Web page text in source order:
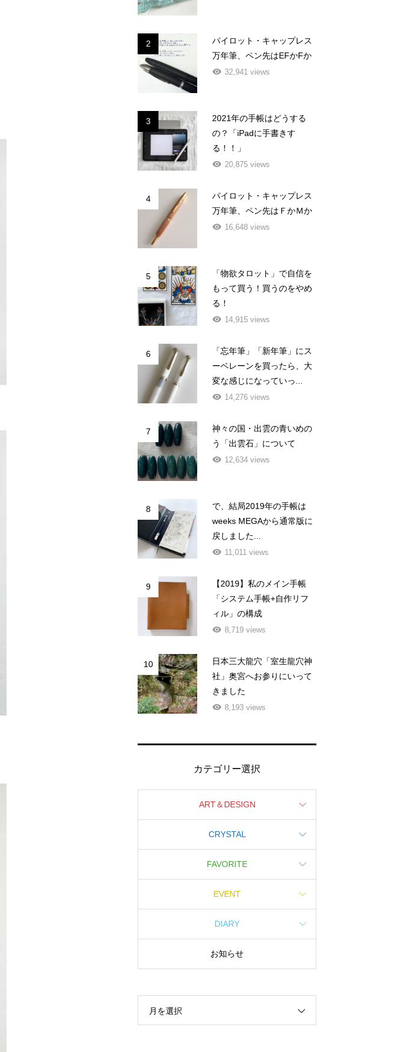
2
パイロット・キャップレス
万年筆、ペン先はEFかFか
32,941 views
3
2021年の手帳はどうする
の？「iPadに手書きす
る！！」
20,875 views
4
パイロット・キャップレス
万年筆、ペン先はＦかＭか
16,648 views
5
「物欲タロット」で自信を
もって買う！買うのをやめ
る！
14,915 views
6
「忘年筆」「新年筆」にス
ーベレーンを買ったら、大
変な感じになっていっ...
14,276 views
7
神々の国・出雲の青いめの
う「出雲石」について
12,634 views
8
で、結局2019年の手帳は
weeks MEGAから通常版に
戻しました...
11,011 views
9
【2019】私のメイン手帳
「システム手帳+自作リフ
ィル」の構成
8,719 views
10
日本三大龍穴「室生龍穴神
社」奥宮へお参りにいって
きました
8,193 views
カテゴリー選択
ART＆DESIGN
CRYSTAL
FAVORITE
EVENT
DIARY
お知らせ
月を選択